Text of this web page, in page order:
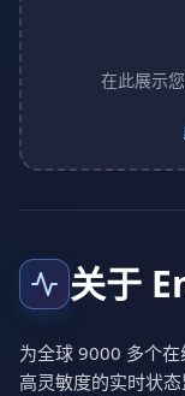
在此展示
关于
为全球 9000 多个在
高灵敏度的实时状